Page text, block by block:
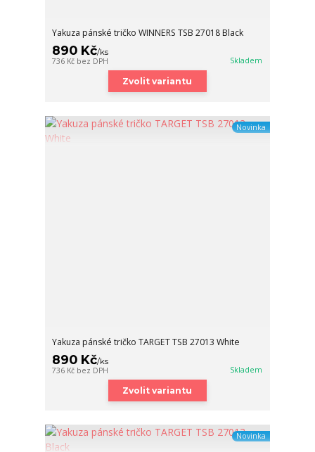
Yakuza pánské tričko WINNERS TSB 27018 Black
890 Kč/ks
736 Kč bez DPH Skladem
Zvolit variantu
Novinka
Yakuza pánské tričko TARGET TSB 27013 White
890 Kč/ks
736 Kč bez DPH Skladem
Zvolit variantu
Novinka